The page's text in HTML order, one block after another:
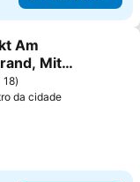
favoritos
Am
Mit
Auf
18
da cidade